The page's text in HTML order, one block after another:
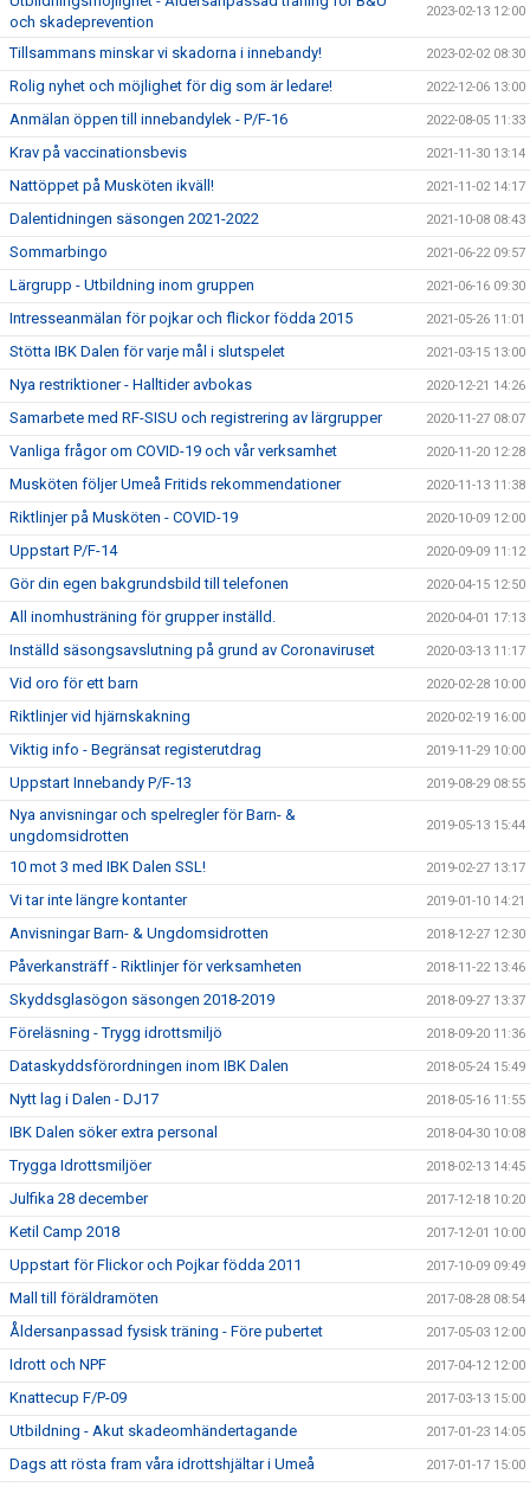
och skadeprevention
2023-02-13 12:00
Tillsammans minskar vi skadorna i innebandy! 2023-02-02 08:30
Rolig nyhet och möjlighet för dig som är ledare! 2022-12-06 13:00
Anmälan öppen till innebandylek - P/F-16 2022-08-05 11:33
Krav på vaccinationsbevis 2021-11-30 13:14
Nattöppet på Musköten ikväll! 2021-11-02 14:17
Dalentidningen säsongen 2021-2022 2021-10-08 08:43
Sommarbingo 2021-06-22 09:57
Lärgrupp - Utbildning inom gruppen 2021-06-16 09:30
Intresseanmälan för pojkar och flickor födda 2015 2021-05-26 11:01
Stötta IBK Dalen för varje mål i slutspelet 2021-03-15 13:00
Nya restriktioner - Halltider avbokas 2020-12-21 14:26
Samarbete med RF-SISU och registrering av lärgrupper 2020-11-27 08:07
Vanliga frågor om COVID-19 och vår verksamhet 2020-11-20 12:28
Musköten följer Umeå Fritids rekommendationer 2020-11-13 11:38
Riktlinjer på Musköten - COVID-19 2020-10-09 12:00
Uppstart P/F-14 2020-09-09 11:12
Gör din egen bakgrundsbild till telefonen 2020-04-15 12:50
All inomhusträning för grupper inställd. 2020-04-01 17:13
Inställd säsongsavslutning på grund av Coronaviruset 2020-03-13 11:17
Vid oro för ett barn 2020-02-28 10:00
Riktlinjer vid hjärnskakning 2020-02-19 16:00
Viktig info - Begränsat registerutdrag 2019-11-29 10:00
Uppstart Innebandy P/F-13 2019-08-29 08:55
Nya anvisningar och spelregler för Barn- &
ungdomsidrotten
2019-05-13 15:44
10 mot 3 med IBK Dalen SSL! 2019-02-27 13:17
Vi tar inte längre kontanter 2019-01-10 14:21
Anvisningar Barn- & Ungdomsidrotten 2018-12-27 12:30
Påverkansträff - Riktlinjer för verksamheten 2018-11-22 13:46
Skyddsglasögon säsongen 2018-2019 2018-09-27 13:37
Föreläsning - Trygg idrottsmiljö 2018-09-20 11:36
Dataskyddsförordningen inom IBK Dalen 2018-05-24 15:49
Nytt lag i Dalen - DJ17 2018-05-16 11:55
IBK Dalen söker extra personal 2018-04-30 10:08
Trygga Idrottsmiljöer 2018-02-13 14:45
Julfika 28 december 2017-12-18 10:20
Ketil Camp 2018 2017-12-01 10:00
Uppstart för Flickor och Pojkar födda 2011 2017-10-09 09:49
Mall till föräldramöten 2017-08-28 08:54
Åldersanpassad fysisk träning - Före pubertet 2017-05-03 12:00
Idrott och NPF 2017-04-12 12:00
Knattecup F/P-09 2017-03-13 15:00
Utbildning - Akut skadeomhändertagande 2017-01-23 14:05
Dags att rösta fram våra idrottshjältar i Umeå 2017-01-17 15:00